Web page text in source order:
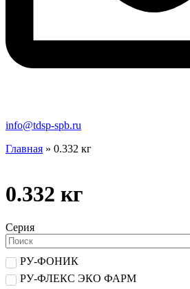
info@tdsp-spb.ru
Главная » 0.332 кг
0.332 кг
Серия
РУ-ФОНИК
РУ-ФЛЕКС ЭКО ФАРМ